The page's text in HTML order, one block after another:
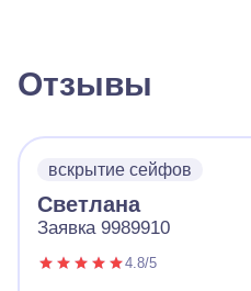
Отзывы
вскрытие сейфов
Светлана
Заявка 9989910
4.8/5